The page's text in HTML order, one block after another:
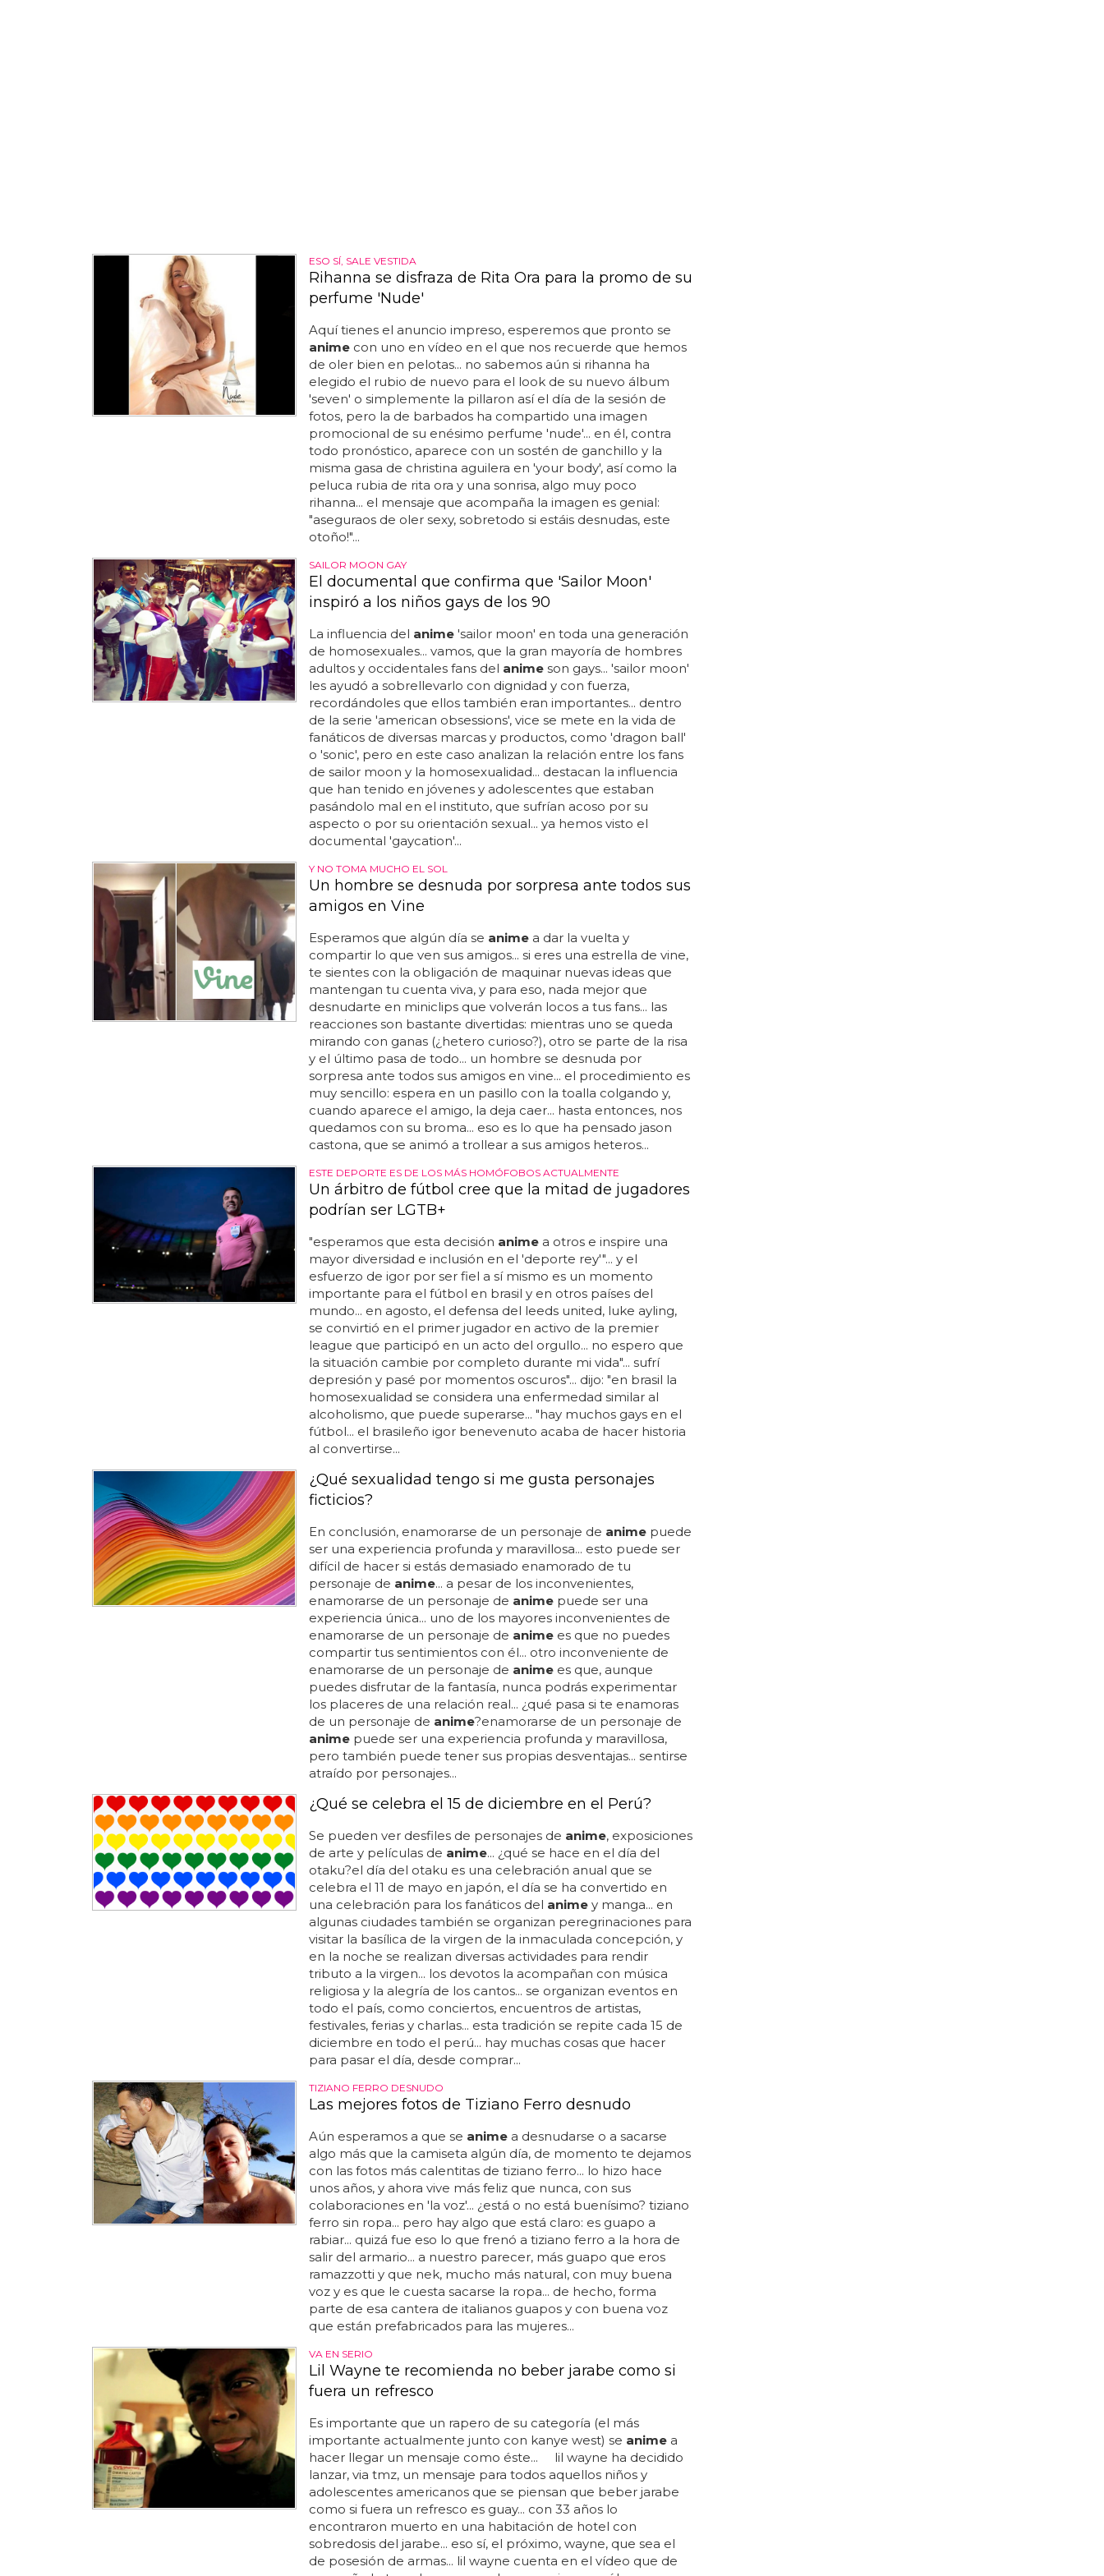
ESO SÍ, SALE VESTIDA
Rihanna se disfraza de Rita Ora para la promo de su
perfume 'Nude'
Aquí tienes el anuncio impreso, esperemos que pronto se
animecon uno en vídeo en el que nos recuerde que hemos
de oler bien en pelotas... no sabemos aún si rihanna ha
elegido el rubio de nuevo para el look de su nuevo álbum
'seven' o simplemente la pillaron así el día de la sesión de
fotos, pero la de barbados ha compartido una imagen
promocional de su enésimo perfume 'nude'... en él, contra
todo pronóstico, aparece con un sostén de ganchillo y la
misma gasa de christina aguilera en 'your body', así como la
peluca rubia de rita ora y una sonrisa, algo muy poco
rihanna... el mensaje que acompaña la imagen es genial:
"aseguraos de oler sexy, sobretodo si estáis desnudas, este
otoño!"...
SAILOR MOON GAY
El documental que confirma que 'Sailor Moon'
inspiró a los niños gays de los 90
La influencia del anime'sailor moon' en toda una generación
de homosexuales... vamos, que la gran mayoría de hombres
adultos y occidentales fans del animeson gays... 'sailor moon'
les ayudó a sobrellevarlo con dignidad y con fuerza,
recordándoles que ellos también eran importantes... dentro
de la serie 'american obsessions', vice se mete en la vida de
fanáticos de diversas marcas y productos, como 'dragon ball'
o 'sonic', pero en este caso analizan la relación entre los fans
de sailor moon y la homosexualidad... destacan la influencia
que han tenido en jóvenes y adolescentes que estaban
pasándolo mal en el instituto, que sufrían acoso por su
aspecto o por su orientación sexual... ya hemos visto el
documental 'gaycation'...
Y NO TOMA MUCHO EL SOL
Un hombre se desnuda por sorpresa ante todos sus
amigos en Vine
Esperamos que algún día se animea dar la vuelta y
compartir lo que ven sus amigos... si eres una estrella de vine,
te sientes con la obligación de maquinar nuevas ideas que
mantengan tu cuenta viva, y para eso, nada mejor que
desnudarte en miniclips que volverán locos a tus fans... las
reacciones son bastante divertidas: mientras uno se queda
mirando con ganas (¿hetero curioso?), otro se parte de la risa
y el último pasa de todo... un hombre se desnuda por
sorpresa ante todos sus amigos en vine... el procedimiento es
muy sencillo: espera en un pasillo con la toalla colgando y,
cuando aparece el amigo, la deja caer... hasta entonces, nos
quedamos con su broma... eso es lo que ha pensado jason
castona, que se animó a trollear a sus amigos heteros...
ESTE DEPORTE ES DE LOS MÁS HOMÓFOBOS ACTUALMENTE
Un árbitro de fútbol cree que la mitad de jugadores
podrían ser LGTB+
"esperamos que esta decisión animea otros e inspire una
mayor diversidad e inclusión en el 'deporte rey'"... y el
esfuerzo de igor por ser fiel a sí mismo es un momento
importante para el fútbol en brasil y en otros países del
mundo... en agosto, el defensa del leeds united, luke ayling,
se convirtió en el primer jugador en activo de la premier
league que participó en un acto del orgullo... no espero que
la situación cambie por completo durante mi vida"... sufrí
depresión y pasé por momentos oscuros"... dijo: "en brasil la
homosexualidad se considera una enfermedad similar al
alcoholismo, que puede superarse... "hay muchos gays en el
fútbol... el brasileño igor benevenuto acaba de hacer historia
al convertirse...
¿Qué sexualidad tengo si me gusta personajes
ficticios?
En conclusión, enamorarse de un personaje de animepuede
ser una experiencia profunda y maravillosa... esto puede ser
difícil de hacer si estás demasiado enamorado de tu
personaje de anime... a pesar de los inconvenientes,
enamorarse de un personaje de animepuede ser una
experiencia única... uno de los mayores inconvenientes de
enamorarse de un personaje de animees que no puedes
compartir tus sentimientos con él... otro inconveniente de
enamorarse de un personaje de animees que, aunque
puedes disfrutar de la fantasía, nunca podrás experimentar
los placeres de una relación real... ¿qué pasa si te enamoras
de un personaje de anime?enamorarse de un personaje de
animepuede ser una experiencia profunda y maravillosa,
pero también puede tener sus propias desventajas... sentirse
atraído por personajes...
¿Qué se celebra el 15 de diciembre en el Perú?
Se pueden ver desfiles de personajes de anime, exposiciones
de arte y películas de anime... ¿qué se hace en el día del
otaku?el día del otaku es una celebración anual que se
celebra el 11 de mayo en japón, el día se ha convertido en
una celebración para los fanáticos del animey manga... en
algunas ciudades también se organizan peregrinaciones para
visitar la basílica de la virgen de la inmaculada concepción, y
en la noche se realizan diversas actividades para rendir
tributo a la virgen... los devotos la acompañan con música
religiosa y la alegría de los cantos... se organizan eventos en
todo el país, como conciertos, encuentros de artistas,
festivales, ferias y charlas... esta tradición se repite cada 15 de
diciembre en todo el perú... hay muchas cosas que hacer
para pasar el día, desde comprar...
TIZIANO FERRO DESNUDO
Las mejores fotos de Tiziano Ferro desnudo
Aún esperamos a que se animea desnudarse o a sacarse
algo más que la camiseta algún día, de momento te dejamos
con las fotos más calentitas de tiziano ferro... lo hizo hace
unos años, y ahora vive más feliz que nunca, con sus
colaboraciones en 'la voz'... ¿está o no está buenísimo? tiziano
ferro sin ropa... pero hay algo que está claro: es guapo a
rabiar... quizá fue eso lo que frenó a tiziano ferro a la hora de
salir del armario... a nuestro parecer, más guapo que eros
ramazzotti y que nek, mucho más natural, con muy buena
voz y es que le cuesta sacarse la ropa... de hecho, forma
parte de esa cantera de italianos guapos y con buena voz
que están prefabricados para las mujeres...
VA EN SERIO
Lil Wayne te recomienda no beber jarabe como si
fuera un refresco
Es importante que un rapero de su categoría (el más
importante actualmente junto con kanye west) se animea
hacer llegar un mensaje como éste... lil wayne ha decidido
lanzar, via tmz, un mensaje para todos aquellos niños y
adolescentes americanos que se piensan que beber jarabe
como si fuera un refresco es guay... con 33 años lo
encontraron muerto en una habitación de hotel con
sobredosis del jarabe... eso sí, el próximo, wayne, que sea el
de posesión de armas... lil wayne cuenta en el vídeo que de